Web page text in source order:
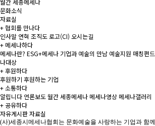
월간 세종메세나
문화소식
자료실
+협회를 만나다
인사말 연혁 조직도로고(CI) 오시는길
+ 메세나하다
메세나란? ESG+메세나기업과 예술의 만남 예술지원 매칭펀드
나대상
+후원하다
후원하기 후원하는 기업
+소통하다
알립니다 언론보도월간 세종메세나 메세나영상 메세나갤러리
+ 공유하다
자유게시판자료실
(사)세종시메세나협회는 문화예술을 사랑하는 기업과 함께